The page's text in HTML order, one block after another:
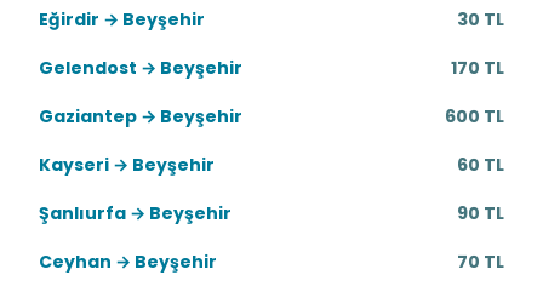
Eğirdir → Beyşehir
30 TL
Gelendost → Beyşehir
170 TL
Gaziantep → Beyşehir
600 TL
Kayseri → Beyşehir
60 TL
Şanlıurfa → Beyşehir
90 TL
Ceyhan → Beyşehir
70 TL